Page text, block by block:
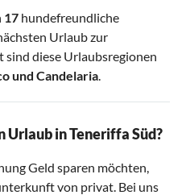
17 hundefreundliche
Urlaub zur
sind diese Urlaubsregionen
und Candelaria
Urlaub in Teneriffa Süd?
Geld sparen möchten,
von privat. Bei uns